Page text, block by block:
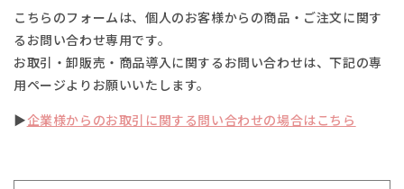
こちらのフォームは、個人のお客様からの商品・ご注文に関す
るお問い合わせ専用です。
お取引・卸販売・商品導入に関するお問い合わせは、下記の専
用ページよりお願いいたします。
▶企業様からのお取引に関する問い合わせの場合はこちら